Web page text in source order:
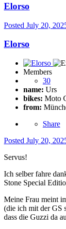
Elorso
Posted July 20,
Elorso
Members
30
name: Urs
bikes: Moto
from:
Share
Posted July 20,
Servus!
Ich selber fahre
Stone Special
Meine Frau meint
(die ich mit der GS
dass die Guzzi da